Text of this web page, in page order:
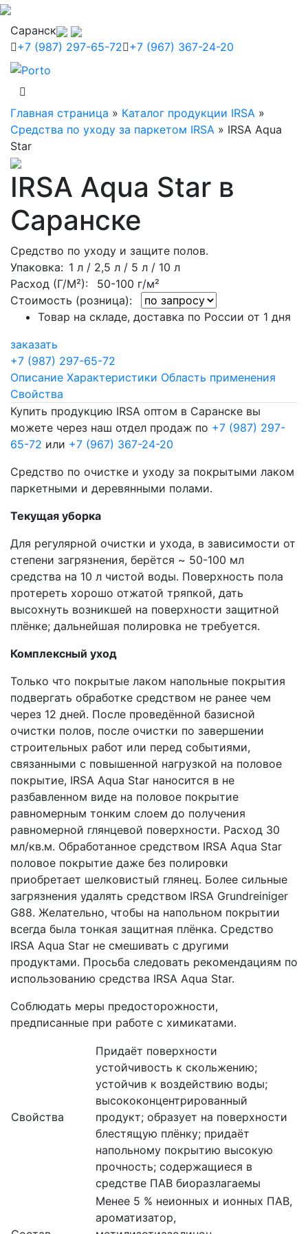
Саранск
+7 (987) 297-65-72 +7 (967) 367-24-20
Главная страница » Каталог продукции IRSA »
Средства по уходу за паркетом IRSA » IRSA Aqua
Star
IRSA Aqua Star в
Саранске
Средство по уходу и защите полов.
Упаковка: 1 л / 2,5 л / 5 л / 10 л
Расход (Г/М²): 50-100 г/м²
Стоимость (розница):
Товар на складе, доставка по России от 1 дня
заказать
+7 (987) 297-65-72
Описание Характеристики Область применения
Свойства
Купить продукцию IRSA оптом в Саранске вы
можете через наш отдел продаж по +7 (987) 297-
65-72 или +7 (967) 367-24-20
Средство по очистке и уходу за покрытыми лаком
паркетными и деревянными полами.
Текущая уборка
Для регулярной очистки и ухода, в зависимости от
степени загрязнения, берётся ~ 50-100 мл
средства на 10 л чистой воды. Поверхность пола
протереть хорошо отжатой тряпкой, дать
высохнуть возникшей на поверхности защитной
плёнке; дальнейшая полировка не требуется.
Комплексный уход
Только что покрытые лаком напольные покрытия
подвергать обработке средством не ранее чем
через 12 дней. После проведённой базисной
очистки полов, после очистки по завершении
строительных работ или перед событиями,
связанными с повышенной нагрузкой на половое
покрытие, IRSA Aqua Star наносится в не
разбавленном виде на половое покрытие
равномерным тонким слоем до получения
равномерной глянцевой поверхности. Расход 30
мл/кв.м. Обработанное средством IRSA Aqua Star
половое покрытие даже без полировки
приобретает шелковистый глянец. Более сильные
загрязнения удалять средством IRSA Grundreiniger
G88. Желательно, чтобы на напольном покрытии
всегда была тонкая защитная плёнка. Средство
IRSA Aqua Star не смешивать с другими
продуктами. Просьба следовать рекомендациям по
использованию средства IRSA Aqua Star.
Соблюдать меры предосторожности,
предписанные при работе с химикатами.
Свойства
Придаёт поверхности
устойчивость к скольжению;
устойчив к воздействию воды;
высококонцентрированный
продукт; образует на поверхности
блестящую плёнку; придаёт
напольному покрытию высокую
прочность; содержащиеся в
средстве ПАВ биоразлагаемы
Менее 5 % неионных и ионных ПАВ,
ароматизатор,